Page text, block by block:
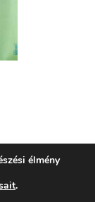
élmény
.